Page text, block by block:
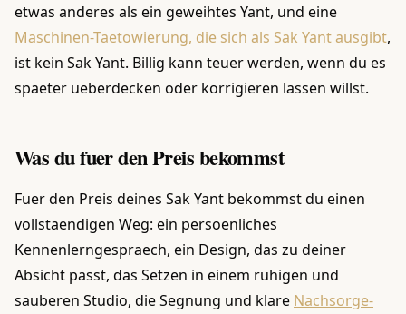
etwas anderes als ein geweihtes Yant, und eine
Maschinen-Taetowierung, die sich als Sak Yant ausgibt,
ist kein Sak Yant. Billig kann teuer werden, wenn du es
spaeter ueberdecken oder korrigieren lassen willst.
Was du fuer den Preis bekommst
Fuer den Preis deines Sak Yant bekommst du einen
vollstaendigen Weg: ein persoenliches
Kennenlerngespraech, ein Design, das zu deiner
Absicht passt, das Setzen in einem ruhigen und
sauberen Studio, die Segnung und klare Nachsorge-